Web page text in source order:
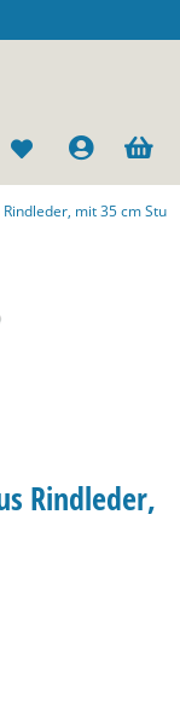
mit 35 cm
Rindleder,